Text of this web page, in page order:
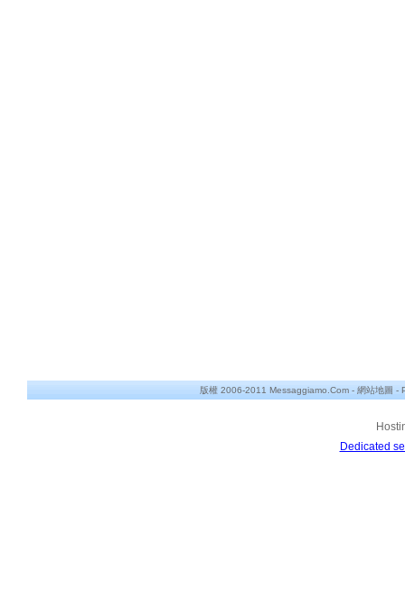
版權 2006-2011 Messaggiamo.Com - 網站地圖 -
Dedicated